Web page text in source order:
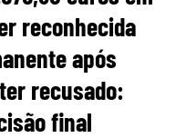
reconhecida
após
recusado:
final